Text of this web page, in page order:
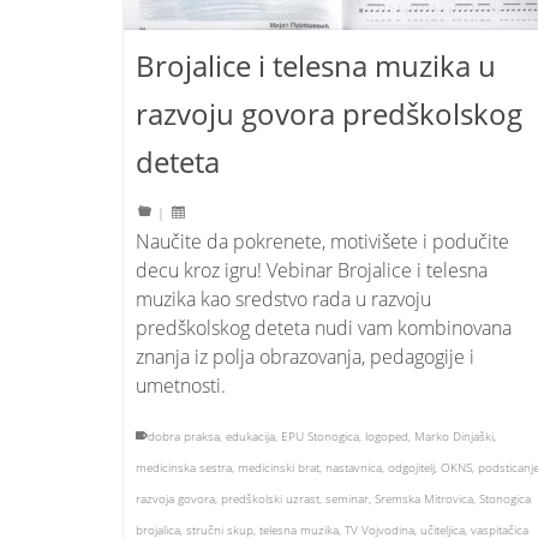
Brojalice i telesna muzika u
razvoju govora predškolskog
deteta
|
Naučite da pokrenete, motivišete i podučite
decu kroz igru! Vebinar Brojalice i telesna
muzika kao sredstvo rada u razvoju
predškolskog deteta nudi vam kombinovana
znanja iz polja obrazovanja, pedagogije i
umetnosti.
dobra praksa, edukacija, EPU Stonogica, logoped, Marko Dinjaški,
medicinska sestra, medicinski brat, nastavnica, odgojitelj, OKNS, podsticanje
razvoja govora, predškolski uzrast, seminar, Sremska Mitrovica, Stonogica
brojalica, stručni skup, telesna muzika, TV Vojvodina, učiteljica, vaspitačica